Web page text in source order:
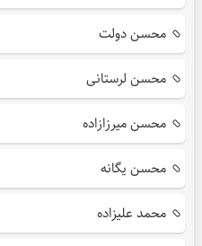
محسن دولت
محسن لرستانی
محسن میرزازاده
محسن یگانه
محمد علیزاده